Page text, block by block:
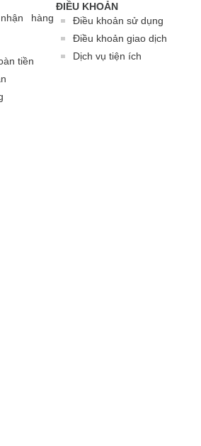
hàng
tiền
ĐIỀU KHOẢN
Điều khoản sử dụng
Điều khoản giao dịch
Dịch vụ tiện ích